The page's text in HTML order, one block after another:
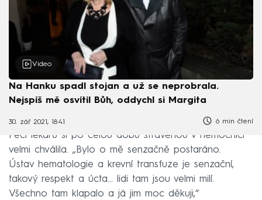
Video
Na Hanku spadl stojan a už se neprobrala.
Nejspíš mě osvítil Bůh, oddychl si Margita
30. zář 2021, 18:41 6 min čtení
Péči lékařů si po celou dobu strávenou v nemocnici
velmi chválila. „Bylo o mě senzačně postaráno.
Ústav hematologie a krevní transfuze je senzační,
takový respekt a úcta... lidi tam jsou velmi milí.
Všechno tam klapalo a já jim moc děkuji,“